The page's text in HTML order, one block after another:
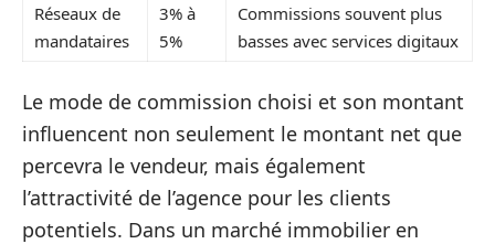
Réseaux de
mandataires
3% à
5%
Commissions souvent plus
basses avec services digitaux
Le mode de commission choisi et son montant
influencent non seulement le montant net que
percevra le vendeur, mais également
l’attractivité de l’agence pour les clients
potentiels. Dans un marché immobilier en